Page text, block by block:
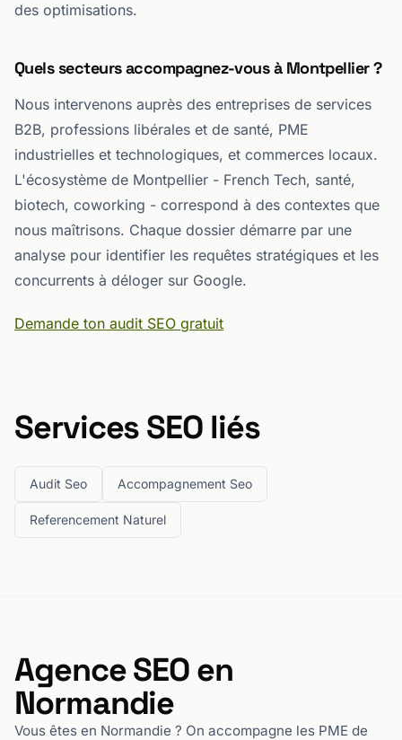
des optimisations.
Quels secteurs accompagnez-vous à Montpellier ?
Nous intervenons auprès des entreprises de services
B2B, professions libérales et de santé, PME
industrielles et technologiques, et commerces locaux.
L'écosystème de Montpellier - French Tech, santé,
biotech, coworking - correspond à des contextes que
nous maîtrisons. Chaque dossier démarre par une
analyse pour identifier les requêtes stratégiques et les
concurrents à déloger sur Google.
Demande ton audit SEO gratuit
Services SEO liés
Audit Seo Accompagnement Seo
Referencement Naturel
Agence SEO en
Normandie
Vous êtes en Normandie ? On accompagne les PME de